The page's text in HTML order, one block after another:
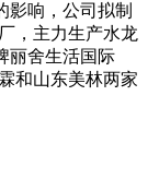
影响，公司拟制
，主力生产水龙
丽舍生活国际
和山东美林两家